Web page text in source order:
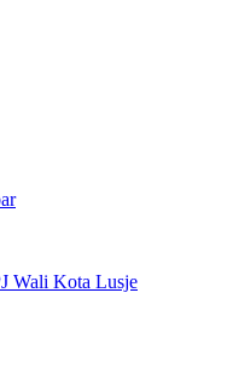
Wali Kota Lusje